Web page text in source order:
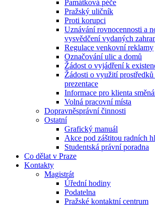
Památková péče
Pražský uličník
Proti korupci
Uznávání rovnocennosti a
vysvědčení vydaných
Regulace venkovní reklamy
Označování ulic a domů
Žádost o vyjádření k
Žádosti o využití
prezentace
Informace pro klienta
Volná pracovní místa
Dopravněsprávní činnosti
Ostatní
Grafický manuál
Akce pod záštitou radních
Studentská právní poradna
Co dělat v Praze
Kontakty
Magistrát
Úřední hodiny
Podatelna
Pražské kontaktní centrum